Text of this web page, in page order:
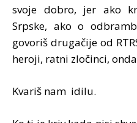
svoje dobro, jer ako
Srpske, ako o
govoriš drugačije od
heroji, ratni zločinci,
Kvariš nam idilu.